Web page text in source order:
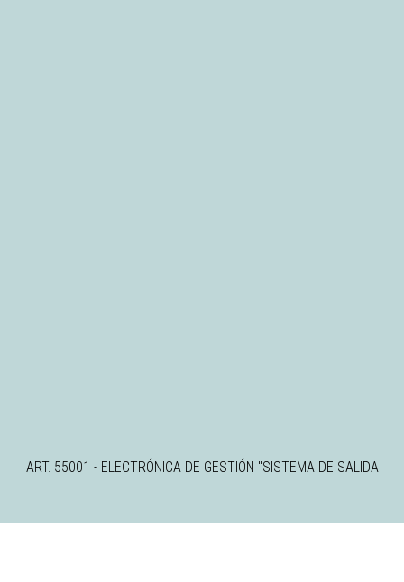
ART. 55001 - ELECTRÓNICA DE GESTIÓN "SISTEMA DE SALIDA